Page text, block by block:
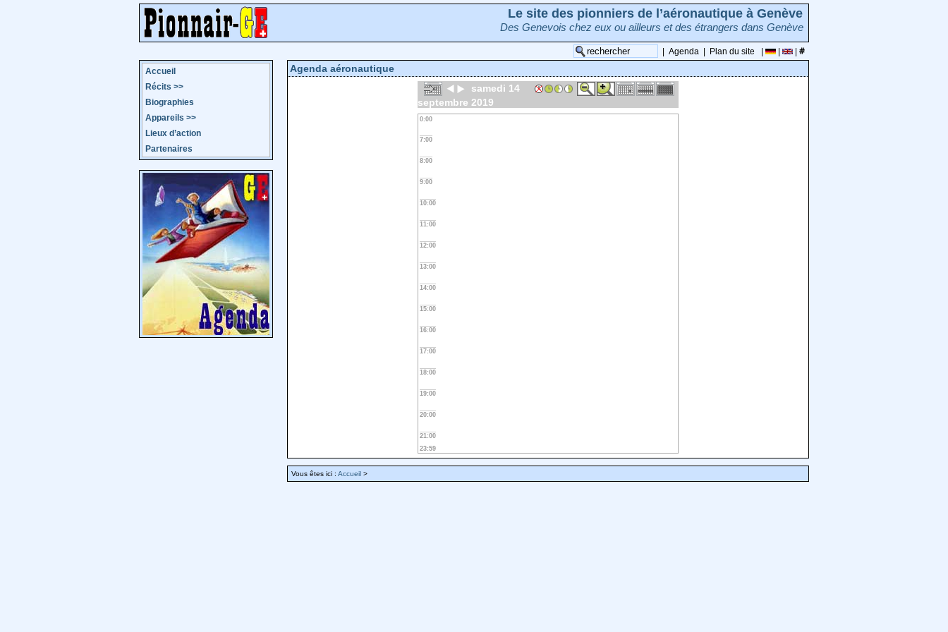
Le site des pionniers de l’aéronautique à Genève
Des Genevois chez eux ou ailleurs et des étrangers dans Genève
Agenda Plan du site
Accueil
Récits >>
Biographies
Appareils >>
Lieux d’action
Partenaires
Agenda aéronautique
samedi 14
septembre 2019
0:00
7:00
8:00
9:00
10:00
11:00
12:00
13:00
14:00
15:00
16:00
17:00
18:00
19:00
20:00
21:00
23:59
Vous êtes ici : Accueil >